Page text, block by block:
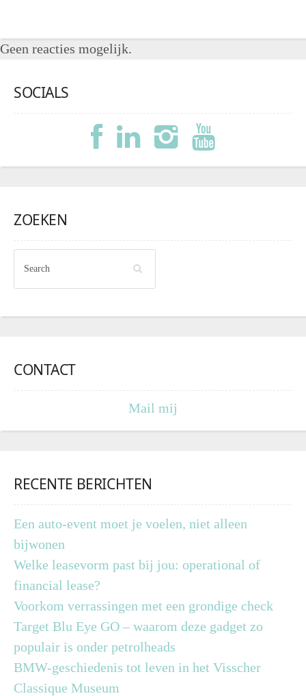
Geen reacties mogelijk.
SOCIALS
ZOEKEN
CONTACT
Mail mij
RECENTE BERICHTEN
Een auto-event moet je voelen, niet alleen
bijwonen
Welke leasevorm past bij jou: operational of
financial lease?
Voorkom verrassingen met een grondige check
Target Blu Eye GO – waarom deze gadget zo
populair is onder petrolheads
BMW-geschiedenis tot leven in het Visscher
Classique Museum